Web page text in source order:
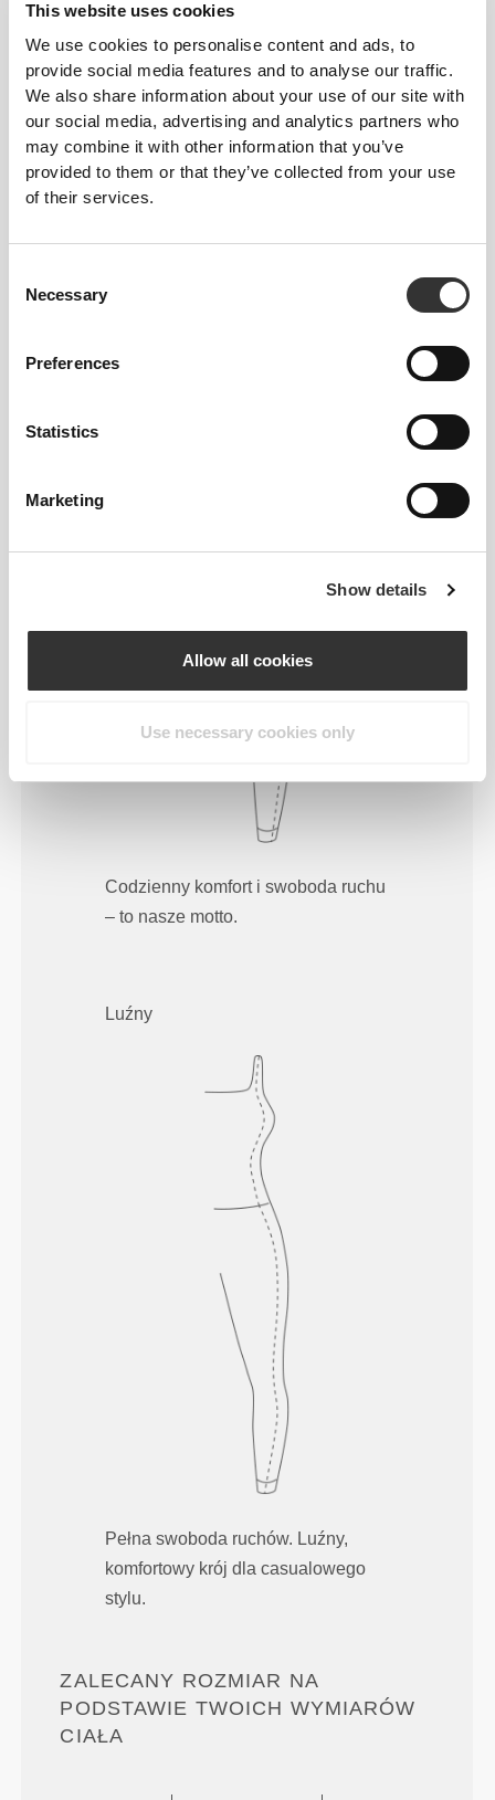
This website uses cookies
We use cookies to personalise content and ads, to
provide social media features and to analyse our traffic.
We also share information about your use of our site with
our social media, advertising and analytics partners who
may combine it with other information that you’ve
provided to them or that they’ve collected from your use
of their services.
Selection
Necessary
Preferences
Statistics
Marketing
Show details
Allow all cookies
Use necessary cookies only
Poczuj swoje ciało przy każdym ruchu.
Normalny
Codzienny komfort i swoboda ruchu
– to nasze motto.
Luźny
Pełna swoboda ruchów. Luźny,
komfortowy krój dla casualowego
stylu.
ZALECANY ROZMIAR NA
PODSTAWIE TWOICH WYMIARÓW
CIAŁA